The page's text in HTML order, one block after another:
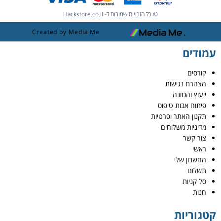
© כל הזכויות שמורות ל- Hackstore.co.il
Created by Media Me
עמודים
קורסים
הצהרת נגישות
ייעוץ והכוונה
פיתוח אבות טיפוס
תקנון האתר ופרטיות
מדיניות משלוחים
צור קשר
ראשי
החשבון שלי
תשלום
סל קניות
חנות
קטגוריות